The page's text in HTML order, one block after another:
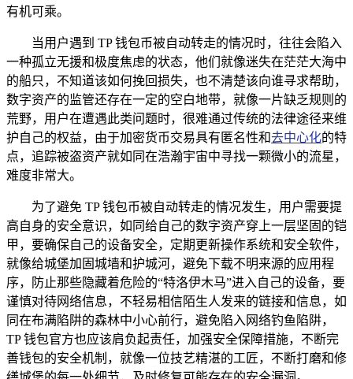
有机可乘。
当用户遇到 TP 钱包币被自动转走的情况时，往往会陷入
一种孤立无援和极度焦虑的状态，他们就像迷失在茫茫大海中
的船只，不知道该如何挽回损失，也不清楚该向谁寻求帮助，
数字资产的监管还存在一定的空白地带，就像一片缺乏规则的
荒野，用户在遭遇此类问题时，很难通过传统的法律途径来维
护自己的权益，由于加密货币交易具有匿名性和去中心化的特
点，追踪被盗资产就如同在浩瀚宇宙中寻找一颗微小的流星，
难度非常大。
为了避免 TP 钱包币被自动转走的情况发生，用户需要提
高自身的安全意识，如同给自己的数字资产穿上一层坚固的铠
甲，要确保自己的设备安全，定期更新操作系统和安全软件，
就像给城堡加固城墙和护城河，避免下载不明来源的应用程
序，防止那些隐藏着危险的“特洛伊木马”进入自己的设备，要
谨慎对待网络信息，不轻易相信陌生人发来的链接和信息，如
同在布满陷阱的森林中小心前行，避免陷入网络钓鱼陷阱，
TP 钱包官方也应该肩负起责任，加强安全保障措施，不断完
善钱包的安全机制，就像一位技艺精湛的工匠，不断打磨和修